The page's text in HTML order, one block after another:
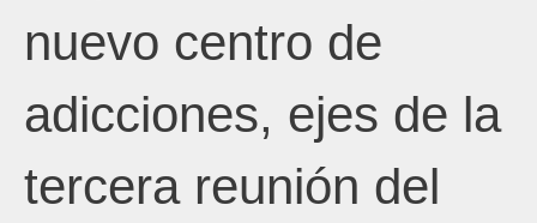
nuevo centro de
adicciones, ejes de la
tercera reunión del